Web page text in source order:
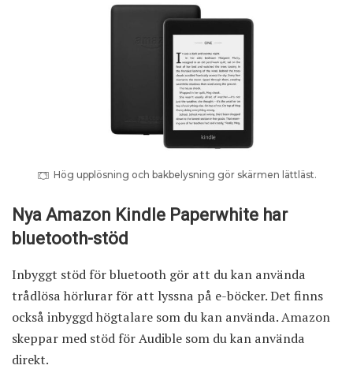
Hög upplösning och bakbelysning gör skärmen lättläst.
Nya Amazon Kindle Paperwhite har
bluetooth-stöd
Inbyggt stöd för bluetooth gör att du kan använda
trådlösa hörlurar för att lyssna på e-böcker. Det finns
också inbyggd högtalare som du kan använda. Amazon
skeppar med stöd för Audible som du kan använda
direkt.